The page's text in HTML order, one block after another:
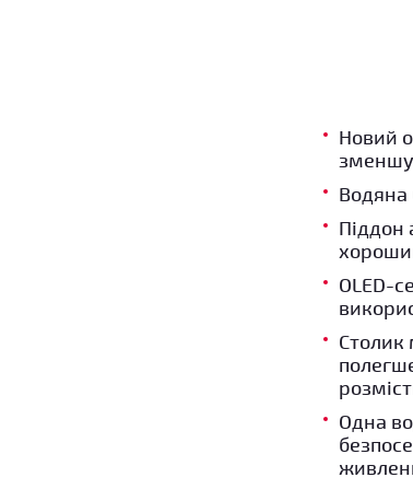
Новий
Водяна
Піддон
OLED-
Столик
Одна